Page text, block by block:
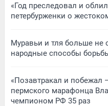
«Год преследовал и
петербурженки о
Муравьи и тля больше не
народные способы
«Позавтракал и побежал
пермского марафонца
чемпионом РФ 35 раз